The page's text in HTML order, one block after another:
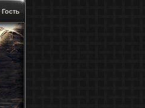
Гость